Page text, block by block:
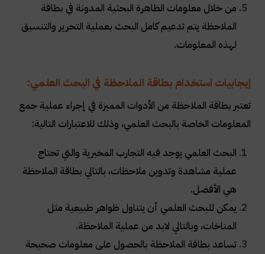
من خلال معلومات الظاهرة البحثية المدونة في بطاقة
الملاحظة يتم تدعيم كامل البحث بعملية التحرير والتنسيق
لهذه المعلومات.
إيجابيات استخدام بطاقة الملاحظة في البحث العلمي:
تعتبر بطاقة الملاحظة من الأدوات المميزة في إجراء عملية جمع
المعلومات الخاصة بالبحث العلمي، وذلك للاعتبارات التالية:
البحث العلمي يوجد فيه التجارب المخبرية والتي تحتاج
عملية مشاهدة وتدوين ملاحظات، بالتالي بطاقة الملاحظة
هي الأفضل.
يمكن للبحث العلمي أن يتناول ظواهر طبيعية مثل
المناخات، وبالتالي لابد من عملية الملاحظة.
تساعد بطاقة الملاحظة بالحصول على معلومات صحيحة